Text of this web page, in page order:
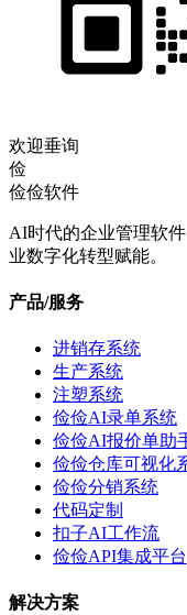
欢迎垂询
俭
俭俭软件
AI时代的企业管理软
业数字化转型赋能。
产品/服务
进销存系统
生产系统
注塑系统
俭俭AI录单系统
俭俭AI报价单助
俭俭仓库可视化
俭俭分销系统
代码定制
扣子AI工作流
俭俭API集成平台
解决方案